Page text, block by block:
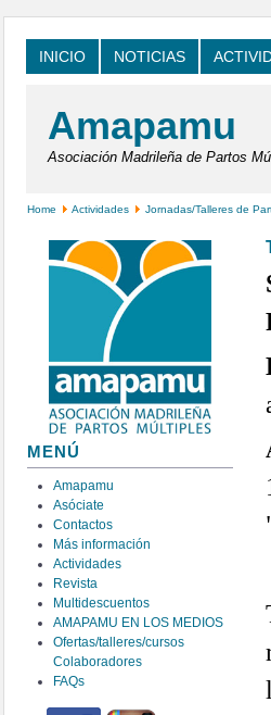
INICIO NOTICIAS
Amapamu
Asociación Madrileña de Partos
Home Actividades Jornadas/Talleres de
MENÚ
Amapamu
Asóciate
Contactos
Más información
Actividades
Revista
Multidescuentos
AMAPAMU EN LOS MEDIOS
Ofertas/talleres/cursos
Colaboradores
FAQs